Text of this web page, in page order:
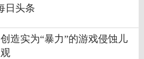
日头条
造实为“暴力”的游戏侵蚀儿